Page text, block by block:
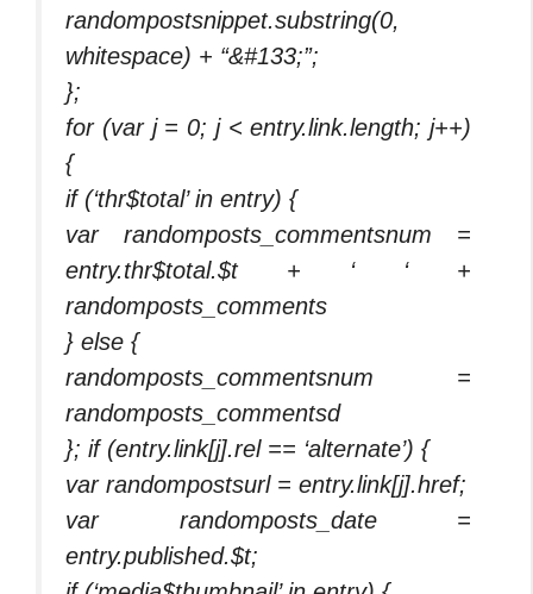
randompostsnippet.substring(0,
whitespace) + “&#133;”;
};
for (var j = 0; j < entry.link.length; j++)
{
if (‘thr$total’ in entry) {
var randomposts_commentsnum =
entry.thr$total.$t + ‘ ‘ +
randomposts_comments
} else {
randomposts_commentsnum =
randomposts_commentsd
}; if (entry.link[j].rel == ‘alternate’) {
var randompostsurl = entry.link[j].href;
var randomposts_date =
entry.published.$t;